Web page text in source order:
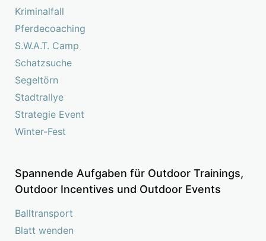
Kriminalfall
Pferdecoaching
S.W.A.T. Camp
Schatzsuche
Segeltörn
Stadtrallye
Strategie Event
Winter-Fest
Spannende Aufgaben für Outdoor Trainings,
Outdoor Incentives und Outdoor Events
Balltransport
Blatt wenden